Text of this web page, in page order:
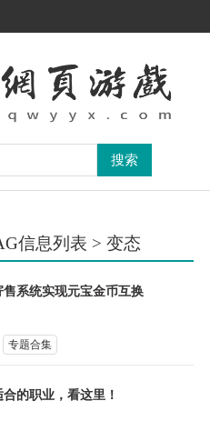
信息列表 > 变态
系统实现元宝金币互换
专题合集
的职业，看这里！